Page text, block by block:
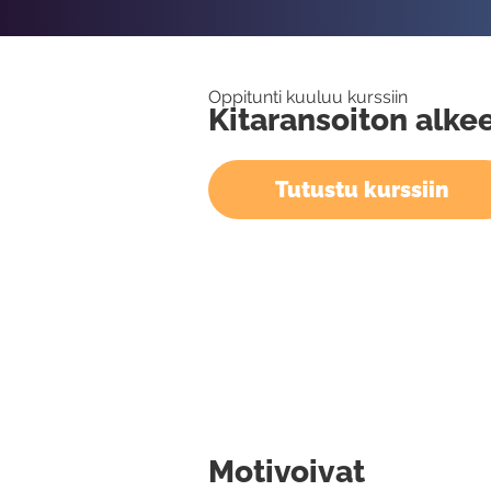
Oppitunti kuuluu kurssiin
Kitaransoiton
Tutustu kurssiin
Motivoivat